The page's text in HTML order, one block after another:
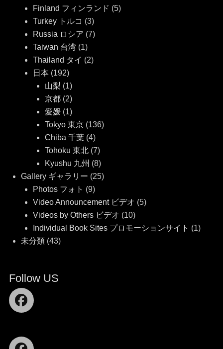
Finland フィンランド (5)
Turkey トルコ (3)
Russia ロシア (7)
Taiwan 台湾(1)
Thailand タイ (2)
日本 (192)
山梨 (1)
京都(2)
愛媛(1)
Tokyo 東京(136)
Chiba 千葉(4)
Tohoku 東北(7)
Kyushu 九州 (8)
Gallery ギャラリー (25)
Photos フォト (9)
Video Announcement ビデオ (5)
Videos by Others ビデオ (10)
Individual Book Sites プロモーションサイト (1)
未分類(43)
Follow US
Facebook